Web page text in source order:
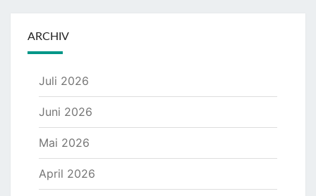
ARCHIV
Juli 2026
Juni 2026
Mai 2026
April 2026